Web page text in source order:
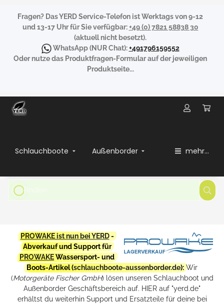
Fragen? Das YERD Service-Telefon ist Werktags von 9-12
und 13-17 Uhr für Sie verfügbar:+49 (0) 7821 58838 30
(aktuell nicht besetzt).
WhatsApp(NUR Chat):+491796159552
Oder nutze das Produktfragen-Formular auf der jeweiligen
Produktseite...
Schlauchboote Außenborder mehr...
PROWAKE ist nun bei YERD-
Abverkauf und Support für
PROWAKEWassersport- und
Boots-Artikel (schlauchboote-aussenborder.de): Wir
(Motorgeräte Fischer GmbH) lösen unseren Schlauchboot und
Außenborder Geschäftsbereich auf. HIER auf "yerd.de"
erhältst du weiterhin Support und Ersatzteile für deine bei